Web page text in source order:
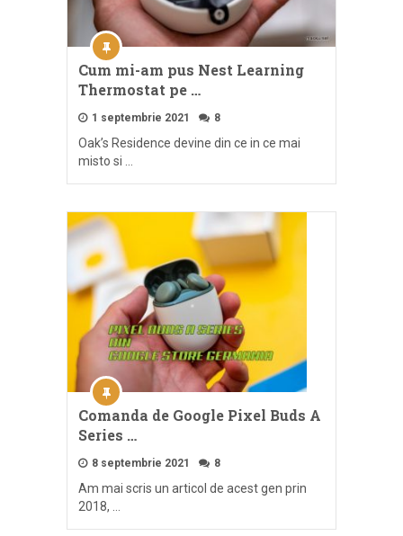
Cum mi-am pus Nest Learning
Thermostat pe …
1 septembrie 2021 8
Oak’s Residence devine din ce in ce mai
misto si …
Comanda de Google Pixel Buds A
Series …
8 septembrie 2021 8
Am mai scris un articol de acest gen prin
2018, …